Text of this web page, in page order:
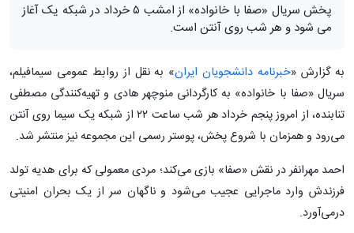
پخش سریال «صفا با خانواده» از امشب ۵ خرداد در شبکه یک آغاز
می شود و هر شب روی آنتن است.
به گزارش «خبرنامه دانشجویان ایران» به نقل از روابط عمومی سیمافیلم،
سریال «صفا با خانواده» به کارگردانی منوچهر هادی و تهیه‌کنندگی مصطفی
تنابنده، از امروز پنجم خرداد هر شب ساعت ۲۲ از شبکه یک سیما روی آنتن
می‌رود و همزمان با شروع پخش، پوستر رسمی این مجموعه نیز منتشر شد.
احمد مهرانفر در نقش «صفا» بازی می‌کند؛ مردی معمولی که برای هدیه تولد
فرزندش وارد ماجرایی عجیب می‌شود و ناگهان سر از یک بحران امنیتی
درمی‌آورد.